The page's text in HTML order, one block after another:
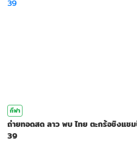
กีฬา
ถ่ายทอดสด ลาว พบ ไทย ตะกร้อชิงแช
39